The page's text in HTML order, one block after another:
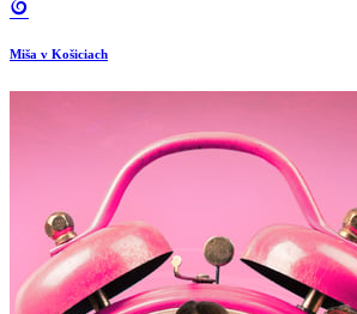
Miša v Košiciach